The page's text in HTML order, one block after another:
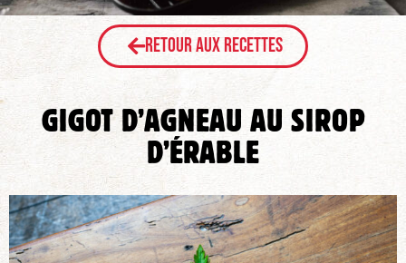
Retour aux recettes
GIGOT D’AGNEAU AU SIROP
D’ÉRABLE